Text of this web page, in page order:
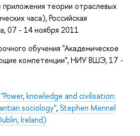
теории отраслевых
часа), Российская
07 - 14 ноября 2011
обучения "Академическое
компетенции", НИУ ВШЭ, 17 -
knowledge and civilisation:
sociology",Stephen Mennel
Ireland)